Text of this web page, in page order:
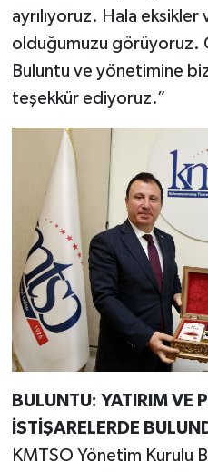
ayrılıyoruz. Hala
olduğumuzu görüyoruz.
Buluntu ve yönetimine
teşekkür ediyoruz.”
BULUNTU: YATIRIM VE
İSTİŞARELERDE
KMTSO Yönetim Kurulu